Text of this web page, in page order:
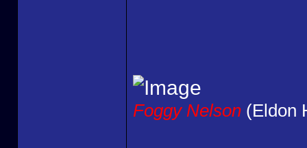
Foggy Nelson (Eldon